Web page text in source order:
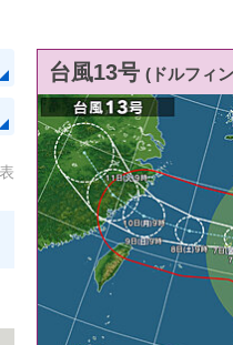
台風13号 (ドルフィ